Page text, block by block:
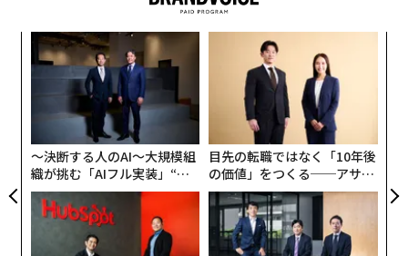
〜決断する人のAI〜大規模組
織が挑む「AIフル実装」“使
う”企業から“動く”企業へ【N
TTドコモビジネス×PwC】
目先の転職ではなく「10年後
の価値」をつくる──アサイ
ンの長期伴走型支援とは